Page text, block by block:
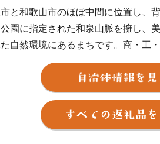
と和歌山市のほぼ中間に位置し、
園に指定された和泉山脈を擁し、
た自然環境にあるまちです。商・工
よく栄えてきましたが、関西国際空
とともに、商業・サービス業が盛ん
によるインパクトを最大限に活用し
して、21世紀にふさわしい国際都市
組んでいます。